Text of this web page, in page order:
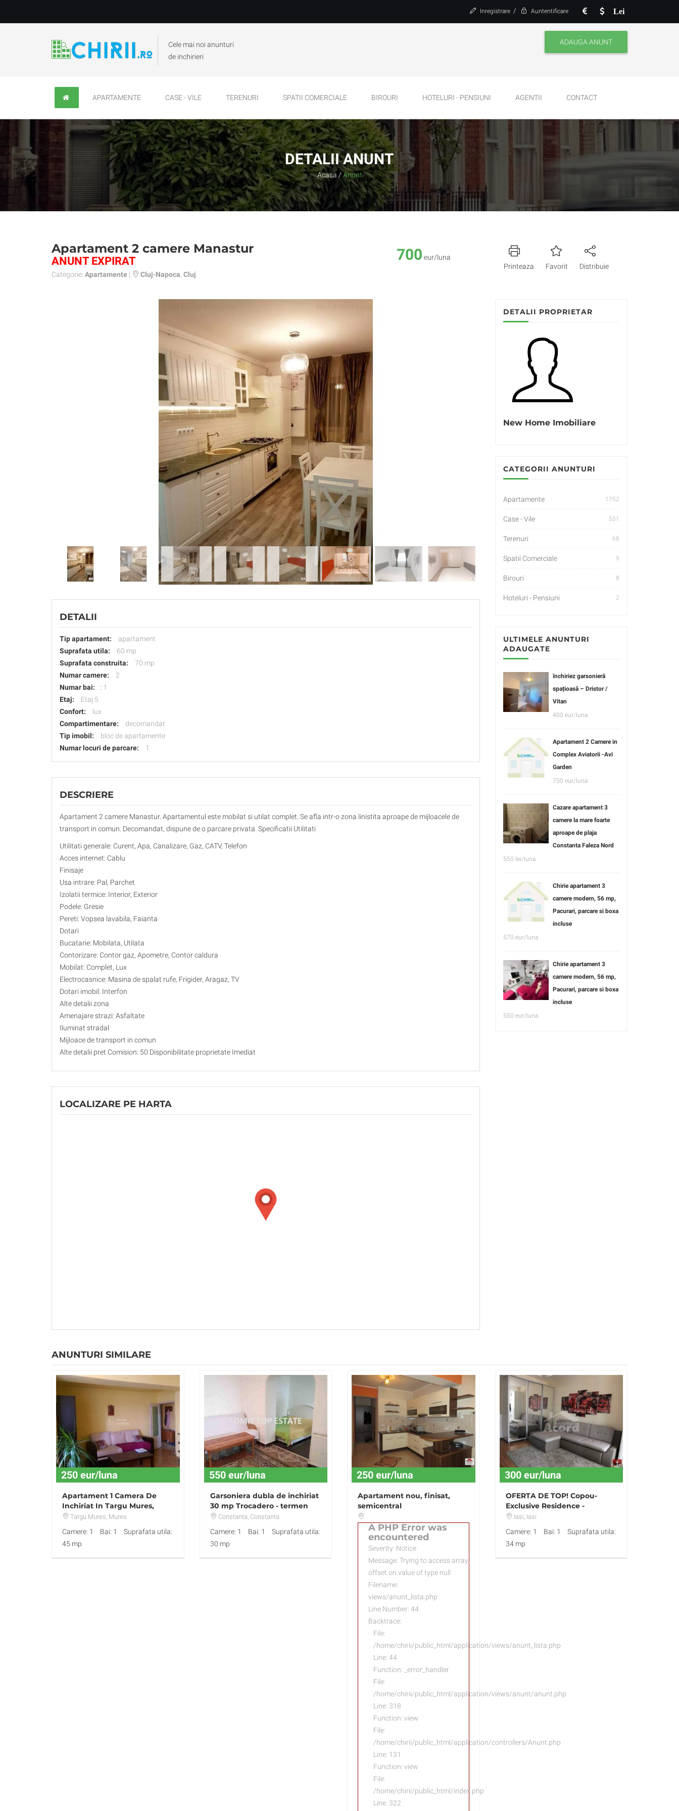
Lei
Inregistrare / Auntentificare
Cele mai noi anunturi
de inchirieri
ADAUGA ANUNT
APARTAMENTE CASE - VILE TERENURI SPATII COMERCIALE BIROURI HOTELURI - PENSIUNI AGENTII CONTACT
DETALII ANUNT
Acasa / Anunt
Apartament 2 camere Manastur
ANUNT EXPIRAT
Categorie: Apartamente | Cluj-Napoca Cluj
700 eur/luna
Printeaza
Favorit Distribuie
DETALII
Tip apartament:
apartament
Suprafata utila:
60 mp
Suprafata construita:
70 mp
Numar camere:
2
Numar bai:
: 1
Etaj:
Etaj 5
Confort:
lux
Compartimentare:
decomandat
Tip imobil:
bloc de apartamente
Numar locuri de parcare:
1
DESCRIERE
Apartament 2 camere Manastur. Apartamentul este mobilat si utilat complet. Se afla intr-o zona linistita aproape de mijloacele de
transport in comun. Decomandat, dispune de o parcare privata. Specificatii Utilitati
Utilitati generale: Curent, Apa, Canalizare, Gaz, CATV, Telefon
Acces internet: Cablu
Finisaje
Usa intrare: Pal, Parchet
Izolatii termice: Interior, Exterior
Podele: Gresie
Pereti: Vopsea lavabila, Faianta
Dotari
Bucatarie: Mobilata, Utilata
Contorizare: Contor gaz, Apometre, Contor caldura
Mobilat: Complet, Lux
Electrocasnice: Masina de spalat rufe, Frigider, Aragaz, TV
Dotari imobil: Interfon
Alte detalii zona
Amenajare strazi: Asfaltate
Iluminat stradal
Mijloace de transport in comun
Alte detalii pret Comision: 50 Disponibilitate proprietate Imediat
LOCALIZARE PE HARTA
DETALII PROPRIETAR
New Home Imobiliare
CATEGORII ANUNTURI
Apartamente 1752
Case - Vile 551
Terenuri 68
Spatii Comerciale 9
Birouri 8
Hoteluri - Pensiuni 2
ULTIMELE ANUNTURI
ADAUGATE
închiriez garsonieră
spațioasă – Dristor /
Vitan
400 eur/luna
Apartament 2 Camere in
Complex Aviatorii -Avi
Garden
750 eur/luna
Cazare apartament 3
camere la mare foarte
aproape de plaja
Constanta Faleza Nord
550 lei/luna
Chirie apartament 3
camere modern, 56 mp,
Pacurari, parcare si boxa
incluse
570 eur/luna
Chirie apartament 3
camere modern, 56 mp,
Pacurari, parcare si boxa
incluse
550 eur/luna
ANUNTURI SIMILARE
250 eur/luna
Apartament 1 Camera De
Inchiriat In Targu Mures,
Zona Centrala
Targu Mures, Mures
Camere: 1 Bai: 1
Suprafata utila:
45 mp
550 eur/luna
Garsoniera dubla de inchiriat
30 mp Trocadero - termen
lungConstanta, Constanta
Camere: 1 Bai: 1
Suprafata utila:
30 mp
250 eur/luna
Apartament nou, finisat,
semicentral
A PHP Error was
encountered
Severity: Notice
Message: Trying to access array
offset on value of type null
Filename:
views/anunt_lista.php
Line Number: 44
Backtrace:
File:
/home/chirii/public_html/application/views/anunt_lista.php
Line: 44
Function: _error_handler
File:
/home/chirii/public_html/application/views/anunt/anunt.php
Line: 318
Function: view
File:
/home/chirii/public_html/application/controllers/Anunt.php
Line: 131
Function: view
File:
/home/chirii/public_html/index.php
Line: 322
300 eur/luna
OFERTA DE TOP! Copou-
Exclusive Residence -
Apartament 1 camera
Iasi, Iasi
Camere: 1 Bai: 1
Suprafata utila:
34 mp